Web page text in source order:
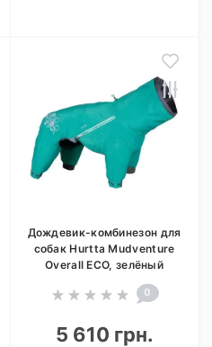
Дождевик-комбинезон для
собак Hurtta Mudventure
Overall ECO, зелёный
0
5 610 грн.